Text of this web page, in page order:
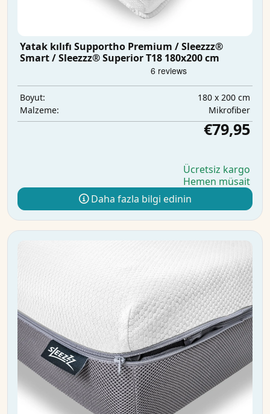
Yatak kılıfı Supportho Premium / Sleezzz®
Smart / Sleezzz® Superior T18 180x200 cm
Boyut:
180 x 200 cm
Malzeme:
Mikrofiber
€79,95
Ücretsiz kargo
Hemen müsait
Daha fazla bilgi edinin